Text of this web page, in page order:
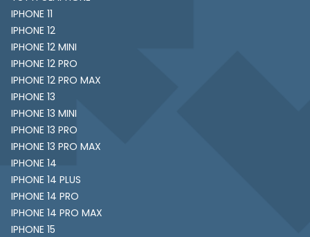
IPHONE 11
IPHONE 12
IPHONE 12 MINI
IPHONE 12 PRO
IPHONE 12 PRO MAX
IPHONE 13
IPHONE 13 MINI
IPHONE 13 PRO
IPHONE 13 PRO MAX
IPHONE 14
IPHONE 14 PLUS
IPHONE 14 PRO
IPHONE 14 PRO MAX
IPHONE 15